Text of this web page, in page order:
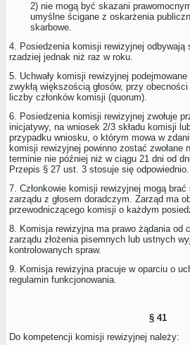
2) nie mogą być skazani
umyślne ścigane z oskarżenia
skarbowe.
4. Posiedzenia komisji rewizyjnej odbywają
rzadziej jednak niż raz w roku.
5. Uchwały komisji rewizyjnej
zwykłą większością głosów, przy
liczby członków komisji (quorum).
6. Posiedzenia komisji rewizyjnej zwołuje
inicjatywy, na wniosek 2/3 składu komisji
przypadku wniosku, o którym mowa w
komisji rewizyjnej powinno zostać zwołane
terminie nie później niż w ciągu 21 dni od
Przepis § 27 ust. 3 stosuje się odpowiednio.
7. Członkowie komisji rewizyjnej mogą brać
zarządu z głosem doradczym. Zarząd ma
przewodniczącego komisji o każdym
8. Komisja rewizyjna ma prawo żądania od
zarządu złożenia pisemnych lub ustnych
kontrolowanych spraw.
9. Komisja rewizyjna pracuje w oparciu o
regulamin funkcjonowania.
§ 41
Do kompetencji komisji rewizyjnej należy: